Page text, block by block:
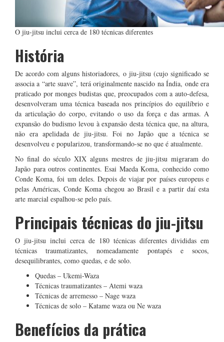
O jiu-jitsu inclui cerca de 180 técnicas diferentes
História
De acordo com alguns historiadores, o jiu-jitsu (cujo significado se
associa a “arte suave”, terá originalmente nascido na Índia, onde era
praticado por monges budistas que, preocupados com a auto-defesa,
desenvolveram uma técnica baseada nos princípios do equilíbrio e
da articulação do corpo, evitando o uso da força e das armas. A
expansão do budismo levou à expansão desta técnica que, na altura,
não era apelidada de jiu-jitsu. Foi no Japão que a técnica se
desenvolveu e popularizou, transformando-se no que é atualmente.
No final do século XIX alguns mestres de jiu-jitsu migraram do
Japão para outros continentes. Esai Maeda Koma, conhecido como
Conde Koma, foi um deles. Depois de viajar por países europeus e
pelas Américas, Conde Koma chegou ao Brasil e a partir daí esta
arte marcial espalhou-se pelo país.
Principais técnicas do jiu-jitsu
O jiu-jitsu inclui cerca de 180 técnicas diferentes divididas em
técnicas traumatizantes, nomeadamente pontapés e socos,
desequilibrantes, como quedas, e de solo.
Quedas – Ukemi-Waza
Técnicas traumatizantes – Atemi waza
Técnicas de arremesso – Nage waza
Técnicas de solo – Katame waza ou Ne waza
Benefícios da prática